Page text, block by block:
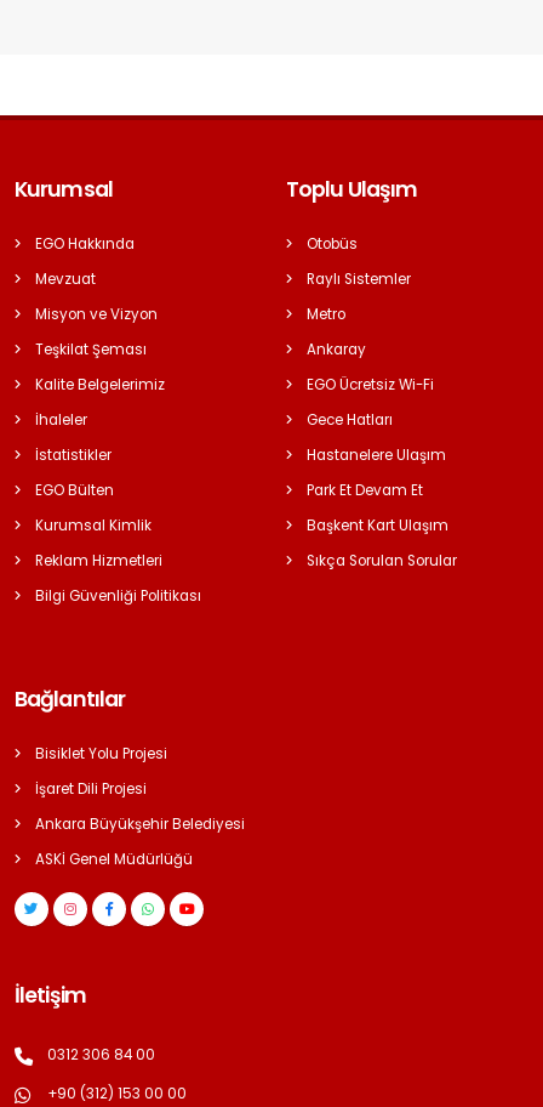
Kurumsal
EGO Hakkında
Mevzuat
Misyon ve Vizyon
Teşkilat Şeması
Kalite Belgelerimiz
İhaleler
İstatistikler
EGO Bülten
Kurumsal Kimlik
Reklam Hizmetleri
Bilgi Güvenliği Politikası
Toplu Ulaşım
Otobüs
Raylı Sistemler
Metro
Ankaray
EGO Ücretsiz Wi-Fi
Gece Hatları
Hastanelere Ulaşım
Park Et Devam Et
Başkent Kart Ulaşım
Sıkça Sorulan Sorular
Bağlantılar
Bisiklet Yolu Projesi
İşaret Dili Projesi
Ankara Büyükşehir Belediyesi
ASKİ Genel Müdürlüğü
İletişim
0312 306 84 00
+90 (312) 153 00 00